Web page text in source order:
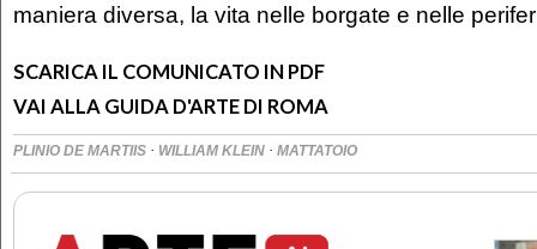
maniera diversa, la vita nelle borgate e nelle
SCARICA IL COMUNICATO IN PDF
VAI ALLA GUIDA D'ARTE DI ROMA
PLINIO DE MARTIIS · WILLIAM KLEIN · MATTATOIO